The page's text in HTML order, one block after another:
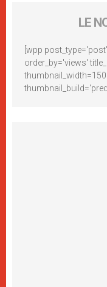
LE
[wpp
order_by='views'